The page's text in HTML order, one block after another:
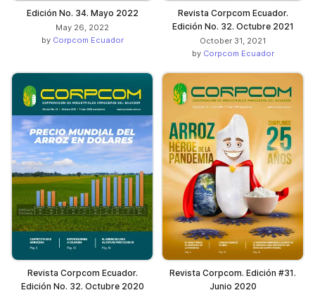
Edición No. 34. Mayo 2022
May 26, 2022
by Corpcom Ecuador
Revista Corpcom Ecuador.
Edición No. 32. Octubre 2021
October 31, 2021
by Corpcom Ecuador
Revista Corpcom Ecuador.
Edición No. 32. Octubre 2020
Revista Corpcom. Edición #31.
Junio 2020